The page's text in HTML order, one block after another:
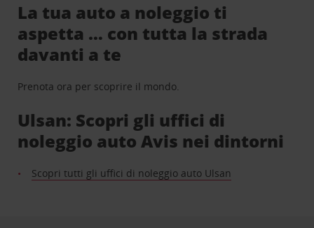
La tua auto a noleggio ti
aspetta … con tutta la strada
davanti a te
Prenota ora per scoprire il mondo.
Ulsan: Scopri gli uffici di
noleggio auto Avis nei dintorni
Scopri tutti gli uffici di noleggio auto Ulsan